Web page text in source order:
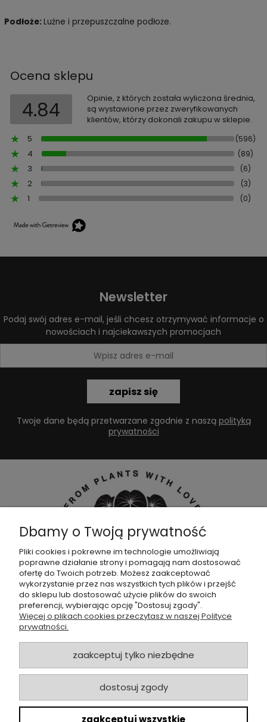
Podłoże: Luźne i przepuszczalne podłoże.
Ocena sklepu
4.84
Opinie, z których została wyliczona średnia,
są wystawione przez zweryfikowanych
klientów, którzy dokonali zakupu w sklepie.
5
(596)
4 (89)
3 (6)
2 (3)
1 (0)
Newsletter
Podaj swój adres e-mail, jeśli chcesz otrzymywać informacje o
nowościach i najciekawszych promocjach
zapisz się
Twoje dane będą przetwarzane zgodnie z naszą polityką
prywatności
Dołącz do naszejgrupy facebookowej !
POMOC
SKLEP
Dbamy o Twoją prywatność
Pliki cookies i pokrewne im technologie umożliwiają
poprawne działanie strony i pomagają nam dostosować
ofertę do Twoich potrzeb. Możesz zaakceptować
wykorzystanie przez nas wszystkich tych plików i przejść
do sklepu lub dostosować użycie plików do swoich
preferencji, wybierając opcję "Dostosuj zgody".
Więcej o plikach cookies przeczytasz w naszej Polityce
prywatności.
zaakceptuj tylko niezbędne
dostosuj zgody
zaakceptuj wszystkie